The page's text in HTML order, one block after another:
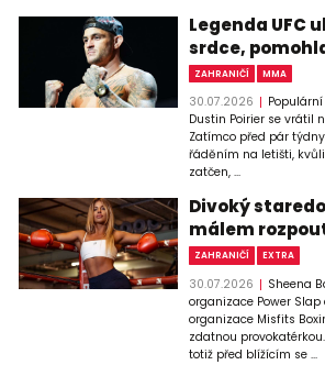
Legenda UFC
srdce,
ZAHRANIČÍ MMA
30.07.2026
Dustin Poirier se vrátil
Zatímco před pár
řáděním na letišti,
zatčen, ...
Divoký
málem
ZAHRANIČÍ EXTRA
30.07.2026
Sheena
organizace Power Slap
organizace Misfits
zdatnou
totiž před blížícím se ...